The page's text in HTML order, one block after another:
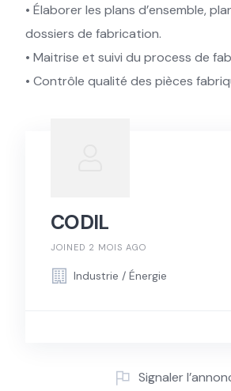
• Élaborer les plans d’ensemble,
dossiers de fabrication.
• Maitrise et suivi du process de
• Contrôle qualité des pièces
CODIL
JOINED 2 MOIS AGO
Industrie / Énergie
Signaler